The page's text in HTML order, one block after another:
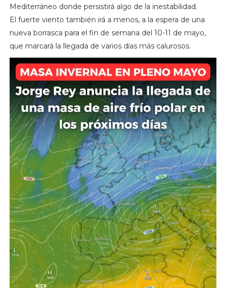
Mediterráneo donde persistirá algo de la inestabilidad.
El fuerte viento también irá a menos, a la espera de una
nueva borrasca para el fin de semana del 10-11 de mayo,
que marcará la llegada de varios días más calurosos.